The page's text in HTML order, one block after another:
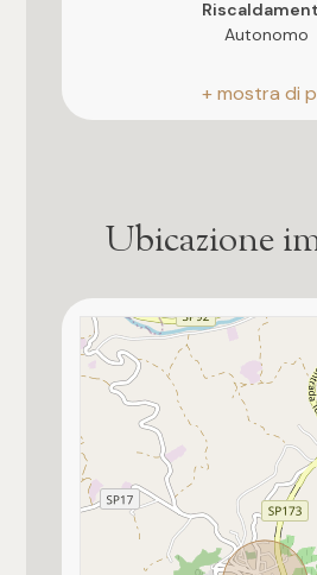
Autonomo
Esposizione
ovest-nord-
Privato
Distanza mare/
30.000 mt.
Cucina
Abitabile
Ubicazione
Camere
Qualsiasi